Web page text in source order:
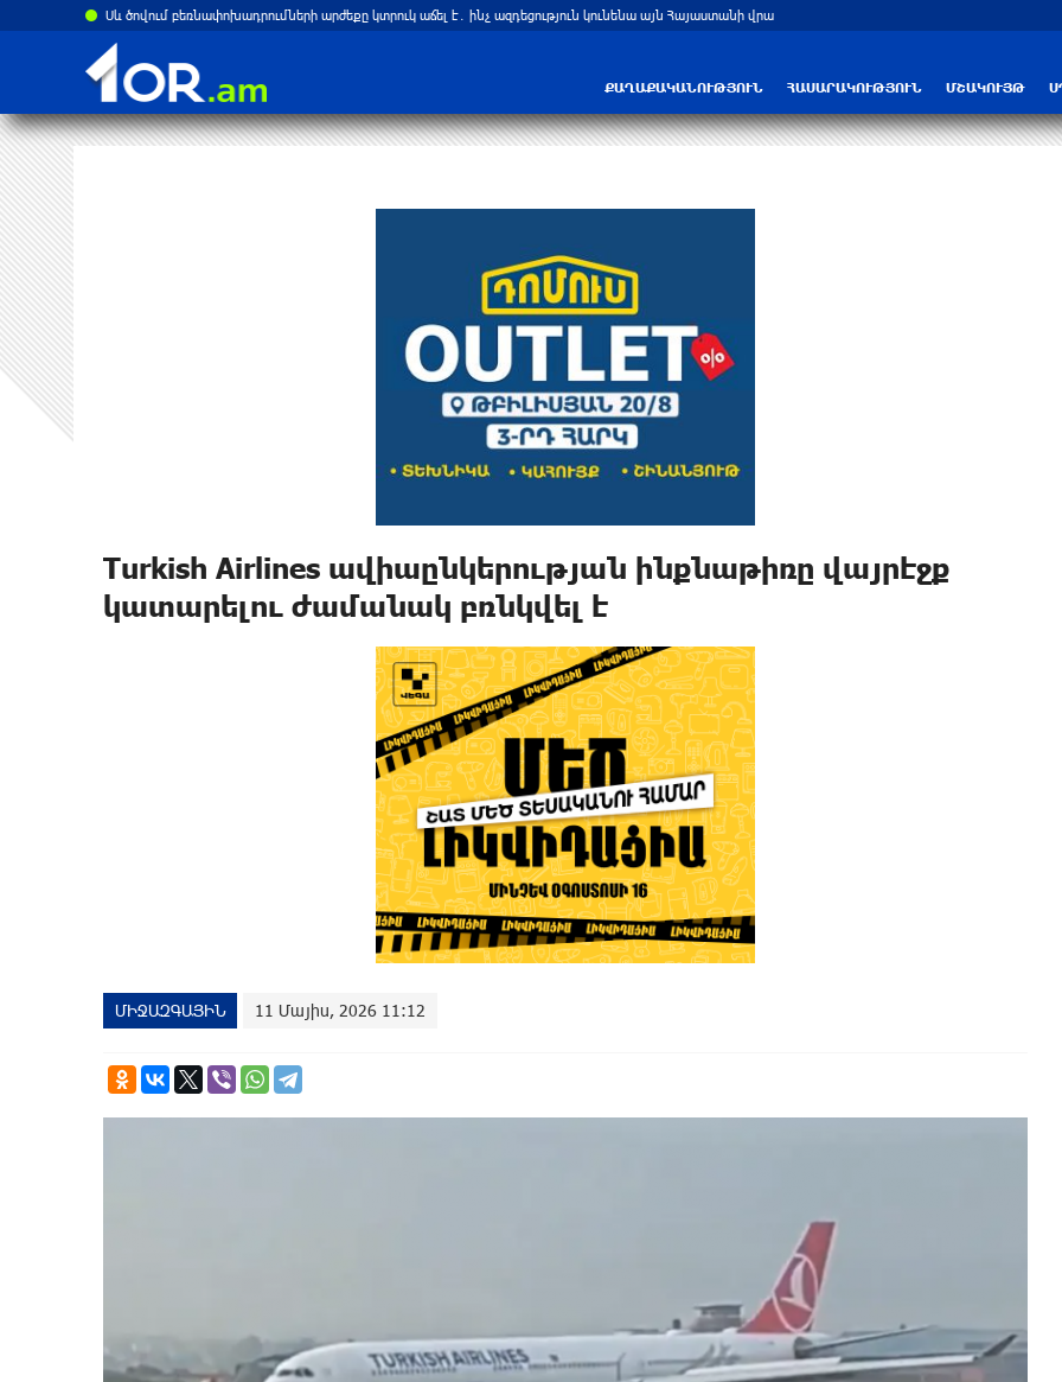
Սև ծովում բեռնափոխադրումների արժեքը կտրուկ աճել է․ ինչ ազդեցություն կունենա այն Հայաստանի վրա
ՔԱՂԱՔԱԿԱՆՈՒԹՅՈՒՆ ՀԱՍԱՐԱԿՈՒԹՅՈՒՆ ՄՇԱԿՈՒՅԹ
Turkish Airlines ավիաընկերության ինքնաթիռը վայրէջք
կատարելու ժամանակ բռնկվել է
ՄԻՋԱԶԳԱՅԻՆ 11 Մայիս, 2026 11:12